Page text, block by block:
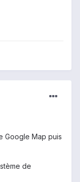
Google Map puis
de